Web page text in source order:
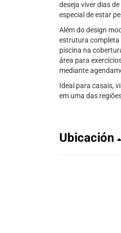
deseja viver dias
especial de estar
Além do design
estrutura
piscina na
área para
mediante
Ideal para casais,
em uma das
Ubicación